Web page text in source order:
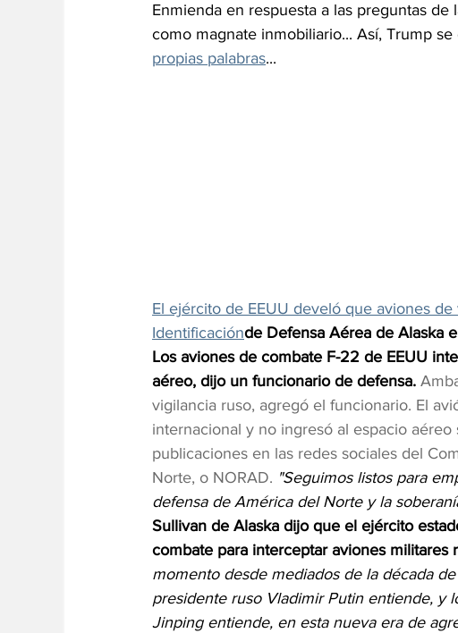
Enmienda en respuesta a las preguntas
como magnate inmobiliario... Así, Trump
propias palabras...
El ejército de EEUU develó que aviones
Identificaciónde Defensa Aérea de Alaska
Los aviones de combate F-22 de EEUU
aéreo, dijo un funcionario de defensa.
vigilancia ruso, agregó el funcionario. El
internacional y no ingresó al espacio
publicaciones en las redes sociales del
Norte, o NORAD. "Seguimos listos para
defensa de América del Norte y la
Sullivan de Alaska dijo que el ejército
combate para interceptar aviones militares
momento desde mediados de la década
presidente ruso Vladimir Putin entiende,
Jinping entiende, en esta nueva era de